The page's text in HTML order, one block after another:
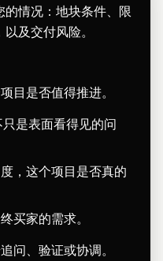
情况：地块条件、限
及交付风险。
目是否值得推进。
是表面看得见的问
，这个项目是否真的
买家的需求。
问、验证或协调。